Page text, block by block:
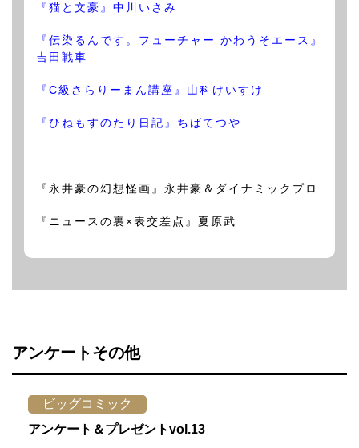
『猫と文豪』中川いさみ
『伝染るんです。フューチャー かわうそエース』
吉田戦車
『C級さらりーまん講座』山科けいすけ
『ひねもすのたり日記』ちばてつや
『永井豪の幻想怪画』永井豪＆ダイナミックプロ
『ニュースの裏×表交差点』夏原武
アンケートその他
ビッグコミック
アンケート＆プレゼントvol.13